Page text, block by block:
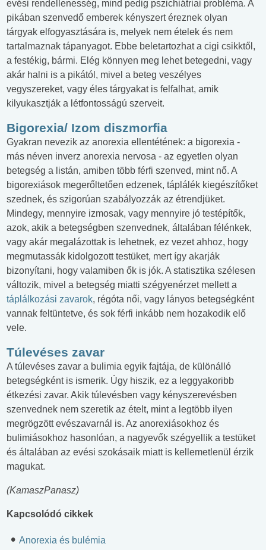
evési rendellenesség, mind pedig pszichiátriai probléma. A
pikában szenvedő emberek kényszert éreznek olyan
tárgyak elfogyasztására is, melyek nem ételek és nem
tartalmaznak tápanyagot. Ebbe beletartozhat a cigi csikktől,
a festékig, bármi. Elég könnyen meg lehet betegedni, vagy
akár halni is a pikától, mivel a beteg veszélyes
vegyszereket, vagy éles tárgyakat is felfalhat, amik
kilyukasztják a létfontosságú szerveit.
Bigorexia/ Izom diszmorfia
Gyakran nevezik az anorexia ellentétének: a bigorexia -
más néven inverz anorexia nervosa - az egyetlen olyan
betegség a listán, amiben több férfi szenved, mint nő. A
bigorexiások megerőltetően edzenek, táplálék kiegészítőket
szednek, és szigorúan szabályozzák az étrendjüket.
Mindegy, mennyire izmosak, vagy mennyire jó testépítők,
azok, akik a betegségben szenvednek, általában félénkek,
vagy akár megalázottak is lehetnek, ez vezet ahhoz, hogy
megmutassák kidolgozott testüket, mert így akarják
bizonyítani, hogy valamiben ők is jók. A statisztika szélesen
változik, mivel a betegség miatti szégyenérzet mellett a
táplálkozási zavarok, régóta női, vagy lányos betegségként
vannak feltüntetve, és sok férfi inkább nem hozakodik elő
vele.
Túlevéses zavar
A túlevéses zavar a bulimia egyik fajtája, de különálló
betegségként is ismerik. Úgy hiszik, ez a leggyakoribb
étkezési zavar. Akik túlevésben vagy kényszerevésben
szenvednek nem szeretik az ételt, mint a legtöbb ilyen
megrögzött evészavarnál is. Az anorexiásokhoz és
bulimiásokhoz hasonlóan, a nagyevők szégyellik a testüket
és általában az evési szokásaik miatt is kellemetlenül érzik
magukat.
(KamaszPanasz)
Kapcsolódó cikkek
Anorexia és bulémia